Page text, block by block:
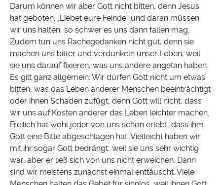
Darum können wir aber Gott nicht bitten, denn Jesus
hat geboten: „Liebet eure Feinde“ und daran müssen
wir uns halten, so schwer es uns dann fallen mag.
Zudem tun uns Rachegedanken nicht gut, denn sie
machen uns bitter und verdunkeln unser Leben, weil
sie uns darauf fixieren, was uns andere angetan haben.
Es gilt ganz allgemein: Wir dürfen Gott nicht um etwas
bitten, was das Leben anderer Menschen beeinträchtigt
oder ihnen Schaden zufügt, denn Gott will nicht, dass
wir uns auf Kosten anderer das Leben leichter machen.
Freilich hat wohl jeder von uns schon erlebt, dass ihm
Gott eine Bitte abgeschlagen hat. Vielleicht haben wir
mit ihr sogar Gott bedrängt, weil sie uns sehr wichtig
war, aber er ließ sich von uns nicht erweichen. Dann
sind wir meistens zunächst einmal enttäuscht. Viele